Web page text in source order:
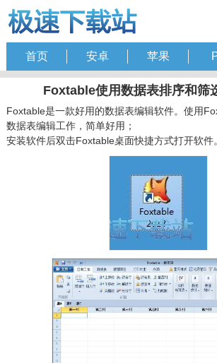
首页 安卓 苹果
Foxtable使用数据表排序和筛
Foxtable是一款好用的数据表编辑软件。使用
数据表编辑工作，简单好用；
安装软件后双击Foxtable桌面快捷方式打开软件。